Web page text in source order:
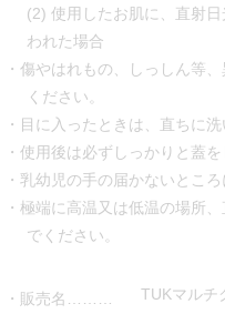
(2) 使用したお肌に、直射
われた場合
傷やはれもの、しっしん等
ください。
目に入ったときは、直ちに洗
使用後は必ずしっかりと蓋を
乳幼児の手の届かないところ
極端に高温又は低温の場所
でください。
販売名………
TUKマルチ